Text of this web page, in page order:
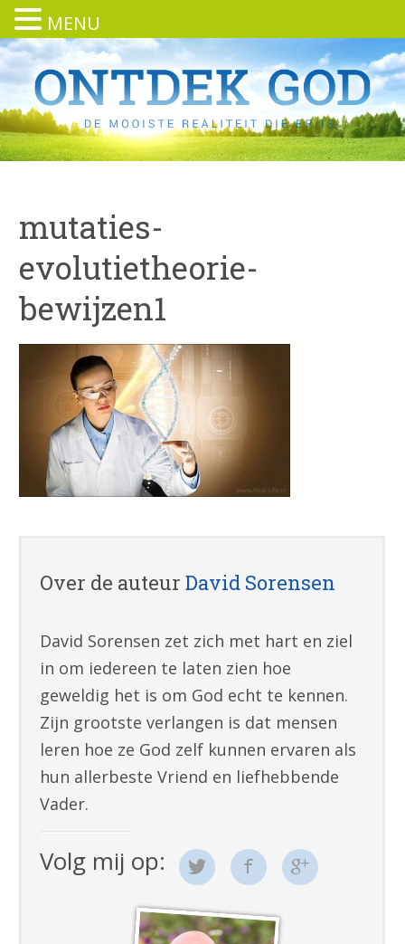
mutaties-
evolutietheorie-
bewijzen1
Over de auteurDavid Sorensen
David Sorensen zet zich met hart en ziel
in om iedereen te laten zien hoe
geweldig het is om God echt te kennen.
Zijn grootste verlangen is dat mensen
leren hoe ze God zelf kunnen ervaren als
hun allerbeste Vriend en liefhebbende
Vader.
Volg mij op:
MENU